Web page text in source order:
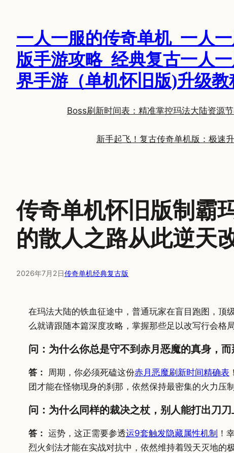
一人一服的传奇单机_一人
版手游攻略_经典复古一人
界手游（单机怀旧版)升级教
Boss刷新时间表：精准掌控玛法大陆资源
新手起飞！复古传奇单机版：极速
传奇单机怀旧版制霸
的散人之路从此逆天
2026年7月2日传奇单机经典复古版
在玛法大陆的铁血征途中，普通玩家在盲目跑图，顶
么就请跟随本篇深度攻略，掌握那些足以改写行会格
问：为什么你总是守不到赤月恶魔的真身，
答： 周期，你必须死磕这份赤月恶魔刷新时间精确表
团才能在怪物现身的刹那，依然保持最密集的火力压制
问：为什么同样的裁决之杖，别人能打出刀
答： 运势，这正需要参透运9套触发隐藏属性机制 ！
烈火剑法才能在实战对抗中，依然维持着毁天灭地的极